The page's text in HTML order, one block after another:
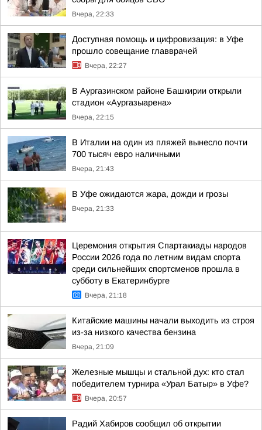
Вчера, 22:33
Доступная помощь и цифровизация: в Уфе
прошло совещание главврачей
Вчера, 22:27
В Аургазинском районе Башкирии открыли
стадион «Аургазыарена»
Вчера, 22:15
В Италии на один из пляжей вынесло почти
700 тысяч евро наличными
Вчера, 21:43
В Уфе ожидаются жара, дожди и грозы
Вчера, 21:33
Церемония открытия Спартакиады народов
России 2026 года по летним видам спорта
среди сильнейших спортсменов прошла в
субботу в Екатеринбурге
Вчера, 21:18
Китайские машины начали выходить из строя
из-за низкого качества бензина
Вчера, 21:09
Железные мышцы и стальной дух: кто стал
победителем турнира «Урал Батыр» в Уфе?
Вчера, 20:57
Радий Хабиров сообщил об открытии